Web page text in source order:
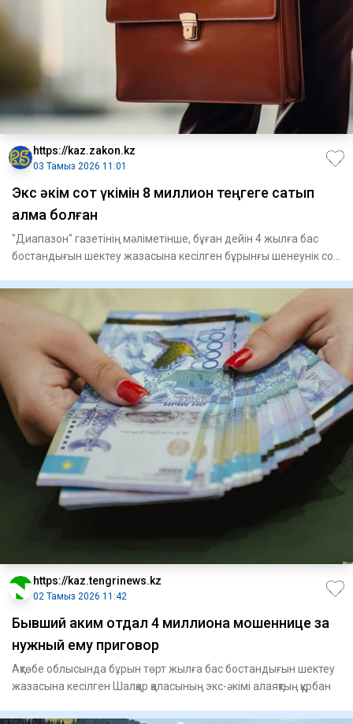
https://kaz.zakon.kz
03 Тамыз 2026 11:01
Экс әкім сот үкімін 8 миллион теңгеге сатып
алмақ болған
"Диапазон" газетінің мәліметінше, бұған дейін 4 жылға бас
бостандығын шектеу жазасына кесілген бұрынғы шенеунік сот
https://kaz.tengrinews.kz
02 Тамыз 2026 11:42
Бывший аким отдал 4 миллиона мошеннице за
нужный ему приговор
Ақтөбе облысында бұрын төрт жылға бас бостандығын шектеу
жазасына кесілген Шалқар қаласының экс-әкімі алаяқтың құрбан